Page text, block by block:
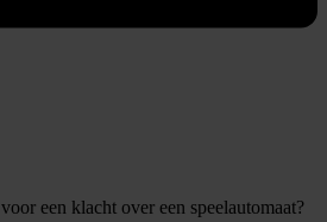
een klacht over een speelautomaat?